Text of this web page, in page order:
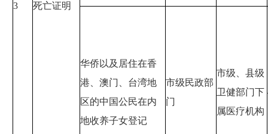
3 死亡证明
华侨以及居住在香
港、澳门、台湾地
区的中国公民在内
地收养子女登记
市级民政部
门
市级、县级
卫健部门下
属医疗机构